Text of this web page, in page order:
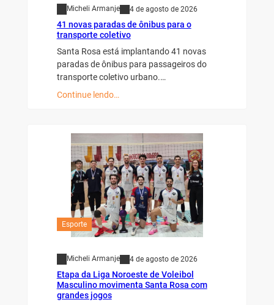
Micheli Armanje 4 de agosto de 2026
41 novas paradas de ônibus para o
transporte coletivo
Santa Rosa está implantando 41 novas
paradas de ônibus para passageiros do
transporte coletivo urbano.…
Continue lendo…
Esporte
Micheli Armanje 4 de agosto de 2026
Etapa da Liga Noroeste de Voleibol
Masculino movimenta Santa Rosa com
grandes jogos